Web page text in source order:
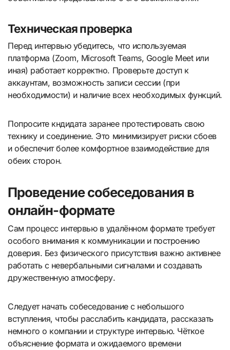
Техническая проверка
Перед интервью убедитесь, что используемая
платформа (Zoom, Microsoft Teams, Google Meet или
иная) работает корректно. Проверьте доступ к
аккаунтам, возможность записи сессии (при
необходимости) и наличие всех необходимых функций.
Попросите кндидата заранее протестировать свою
технику и соединение. Это минимизирует риски сбоев
и обеспечит более комфортное взаимодействие для
обеих сторон.
Проведение собеседования в
онлайн-формате
Сам процесс интервью в удалённом формате требует
особого внимания к коммуникации и построению
доверия. Без физического присутствия важно активнее
работать с невербальными сигналами и создавать
дружественную атмосферу.
Следует начать собеседование с небольшого
вступления, чтобы расслабить кандидата, рассказать
немного о компании и структуре интервью. Чёткое
объяснение формата и ожидаемого времени